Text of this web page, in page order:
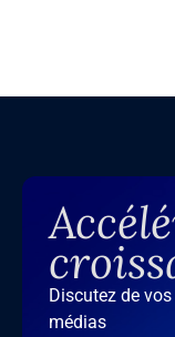
Discutez de
médias